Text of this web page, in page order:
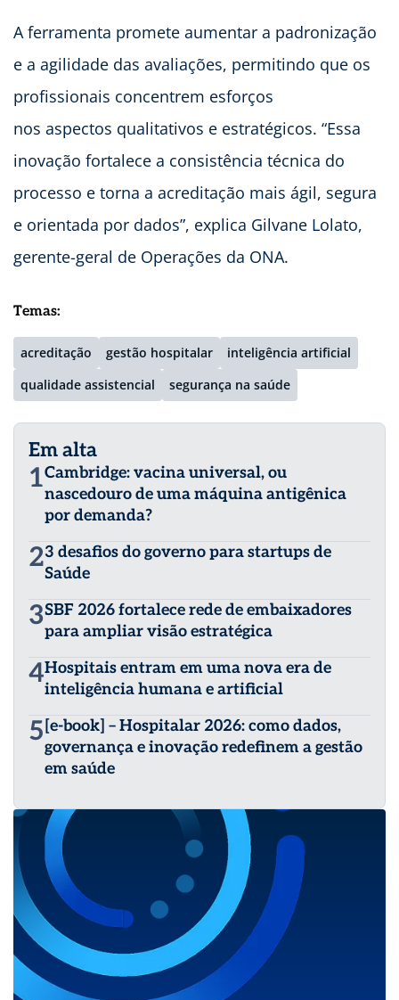
A ferramenta promete aumentar a padronização
e a agilidade das avaliações, permitindo que os
profissionais concentrem esforços
nos aspectos qualitativos e estratégicos. “Essa
inovação fortalece a consistência técnica do
processo e torna a acreditação mais ágil, segura
e orientada por dados”, explica Gilvane Lolato,
gerente-geral de Operações da ONA.
Temas:
acreditação gestão hospitalar
inteligência artificial
qualidade assistencial
segurança na saúde
Em alta
1Cambridge: vacina universal, ou
nascedouro de uma máquina antigênica
por demanda?
23 desafios do governo para startups de
Saúde
3SBF 2026 fortalece rede de embaixadores
para ampliar visão estratégica
4Hospitais entram em uma nova era de
inteligência humana e artificial
5 [e-book] – Hospitalar 2026: como dados,
governança e inovação redefinem a gestão
em saúde